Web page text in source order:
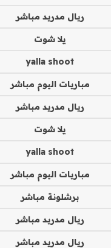
ريال مدريد مباشر
يلا شوت
yalla shoot
مباريات اليوم مباشر
ريال مدريد مباشر
يلا شوت
yalla shoot
مباريات اليوم مباشر
برشلونة مباشر
ريال مدريد مباشر
ريال مدريد مباشر